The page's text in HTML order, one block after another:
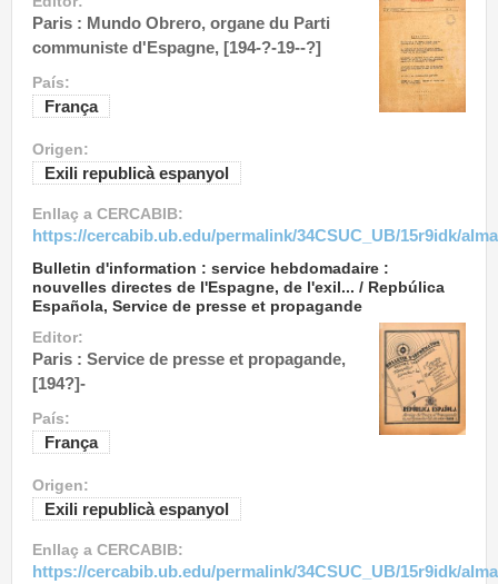
Paris : Mundo Obrero, organe du Parti
communiste d'Espagne, [194-?-19--?]
País:
França
Origen:
Exili republicà espanyol
Enllaç a CERCABIB:
https://cercabib.ub.edu/permalink/34CSUC_UB/15r9idk/
Bulletin d'information : service hebdomadaire :
nouvelles directes de l'Espagne, de l'exil... / Repbúlica
Española, Service de presse et propagande
Editor:
Paris : Service de presse et propagande,
[194?]-
País:
França
Origen:
Exili republicà espanyol
Enllaç a CERCABIB:
https://cercabib.ub.edu/permalink/34CSUC_UB/15r9idk/